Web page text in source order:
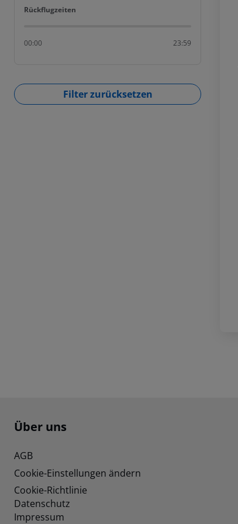
Rückflugzeiten
Rückflugzeiten
00:00 23:59
Filter zurücksetzen
Footer navigation
Über uns
AGB
Cookie-Einstellungen ändern
Cookie-Richtlinie
Datenschutz
Impressum